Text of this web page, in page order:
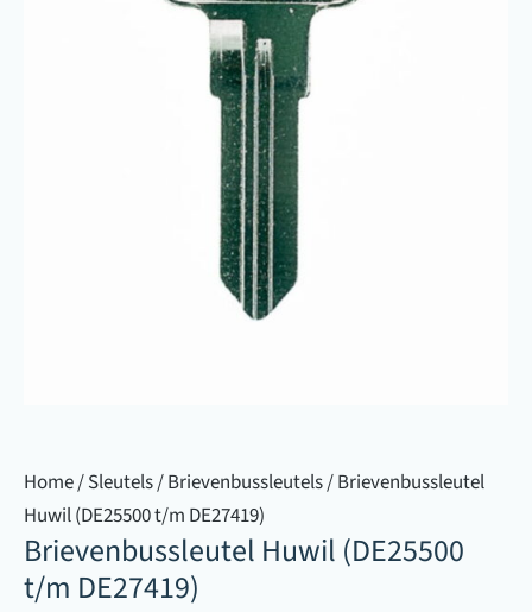
Home/Sleutels/Brievenbussleutels/ Brievenbussleutel
Huwil (DE25500 t/m DE27419)
Brievenbussleutel Huwil (DE25500
t/m DE27419)